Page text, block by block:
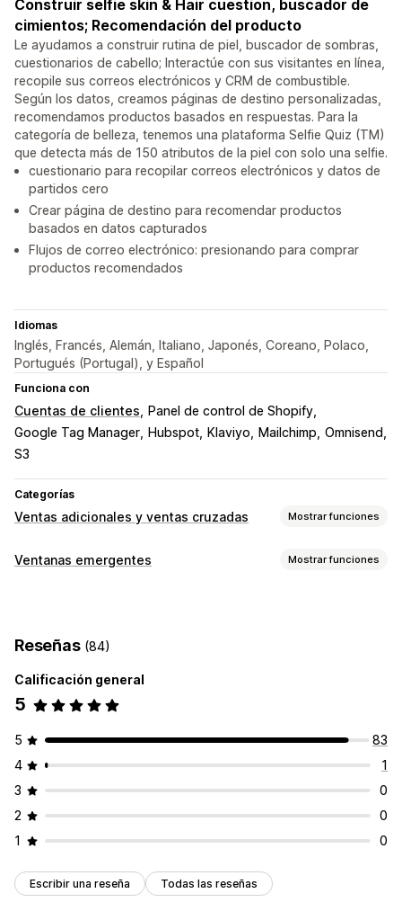
Construir selfie skin & Hair cuestion, buscador de
cimientos; Recomendación del producto
Le ayudamos a construir rutina de piel, buscador de sombras,
cuestionarios de cabello; Interactúe con sus visitantes en línea,
recopile sus correos electrónicos y CRM de combustible.
Según los datos, creamos páginas de destino personalizadas,
recomendamos productos basados ​​en respuestas. Para la
categoría de belleza, tenemos una plataforma Selfie Quiz (TM)
que detecta más de 150 atributos de la piel con solo una selfie.
cuestionario para recopilar correos electrónicos y datos de
partidos cero
Crear página de destino para recomendar productos
basados ​​en datos capturados
Flujos de correo electrónico: presionando para comprar
productos recomendados
Idiomas
Inglés, Francés, Alemán, Italiano, Japonés, Coreano, Polaco,
Portugués (Portugal), y Español
Funciona con
Cuentas de clientes
Panel de control de Shopify
Google Tag Manager
Hubspot Klaviyo Mailchimp Omnisend
S3
Categorías
Ventas adicionales y ventas cruzadas Mostrar funciones
Personalización
Complementos de productos
Recomendaciones de IA
Tasas de clics Tasas de conversión
Rendimiento de recomendaciones
Sugerencias de optimización Rendimiento del embudo
Ventanas emergentes Mostrar funciones
Cuestionarios
Ventanas emergentes de gestión
Herramienta de edición
Reseñas (84)
Calificación general
5
5
83
4
1
3
0
2
0
1
0
Escribir una reseña Todas las reseñas